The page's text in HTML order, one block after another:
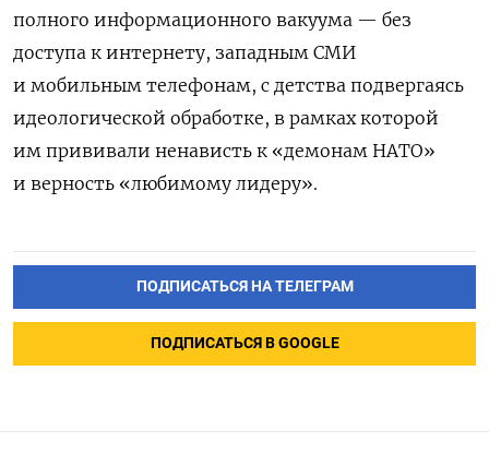
полного информационного вакуума — без
доступа к интернету, западным СМИ
и мобильным телефонам, с детства подвергаясь
идеологической обработке, в рамках которой
им прививали ненависть к «демонам НАТО»
и верность «любимому лидеру».
ПОДПИСАТЬСЯ НА ТЕЛЕГРАМ
ПОДПИСАТЬСЯ В GOOGLE